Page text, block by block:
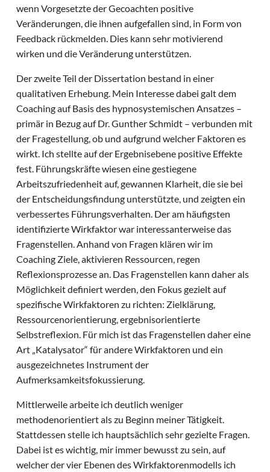
wenn Vorgesetzte der Gecoachten positive
Veränderungen, die ihnen aufgefallen sind, in Form von
Feedback rückmelden. Dies kann sehr motivierend
wirken und die Veränderung unterstützen.
Der zweite Teil der Dissertation bestand in einer
qualitativen Erhebung. Mein Interesse dabei galt dem
Coaching auf Basis des hypnosystemischen Ansatzes –
primär in Bezug auf Dr. Gunther Schmidt – verbunden mit
der Fragestellung, ob und aufgrund welcher Faktoren es
wirkt. Ich stellte auf der Ergebnisebene positive Effekte
fest. Führungskräfte wiesen eine gestiegene
Arbeitszufriedenheit auf, gewannen Klarheit, die sie bei
der Entscheidungsfindung unterstützte, und zeigten ein
verbessertes Führungsverhalten. Der am häufigsten
identifizierte Wirkfaktor war interessanterweise das
Fragenstellen. Anhand von Fragen klären wir im
Coaching Ziele, aktivieren Ressourcen, regen
Reflexionsprozesse an. Das Fragenstellen kann daher als
Möglichkeit definiert werden, den Fokus gezielt auf
spezifische Wirkfaktoren zu richten: Zielklärung,
Ressourcenorientierung, ergebnisorientierte
Selbstreflexion. Für mich ist das Fragenstellen daher eine
Art „Katalysator“ für andere Wirkfaktoren und ein
ausgezeichnetes Instrument der
Aufmerksamkeitsfokussierung.
Mittlerweile arbeite ich deutlich weniger
methodenorientiert als zu Beginn meiner Tätigkeit.
Stattdessen stelle ich hauptsächlich sehr gezielte Fragen.
Dabei ist es wichtig, mir immer bewusst zu sein, auf
welcher der vier Ebenen des Wirkfaktorenmodells ich